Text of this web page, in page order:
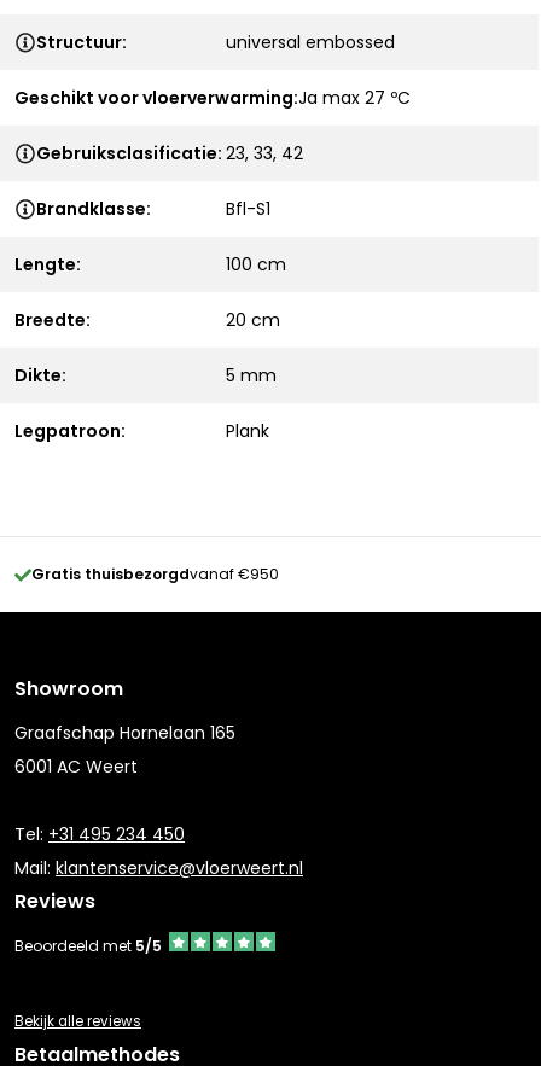
Structuur: universal embossed
Geschikt voor vloerverwarming:Ja max 27 ºC
Gebruiksclasificatie: 23, 33, 42
Brandklasse: Bfl-S1
Lengte: 100 cm
Breedte: 20 cm
Dikte: 5 mm
Legpatroon: Plank
Gratis thuisbezorgdvanaf €950
Showroom
Graafschap Hornelaan 165
6001 AC Weert
Tel: +31 495 234 450
Mail: klantenservice@vloerweert.nl
Reviews
Beoordeeld met 5/5
Bekijk alle reviews
Betaalmethodes